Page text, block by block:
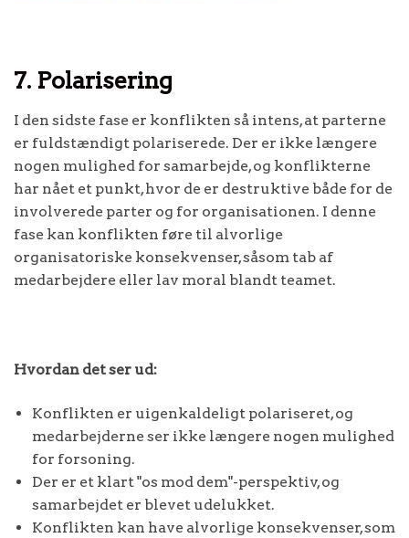
7. Polarisering
I den sidste fase er konflikten så intens, at parterne
er fuldstændigt polariserede. Der er ikke længere
nogen mulighed for samarbejde, og konflikterne
har nået et punkt, hvor de er destruktive både for de
involverede parter og for organisationen. I denne
fase kan konflikten føre til alvorlige
organisatoriske konsekvenser, såsom tab af
medarbejdere eller lav moral blandt teamet.
Hvordan det ser ud:
Konflikten er uigenkaldeligt polariseret, og
medarbejderne ser ikke længere nogen mulighed
for forsoning.
Der er et klart "os mod dem"-perspektiv, og
samarbejdet er blevet udelukket.
Konflikten kan have alvorlige konsekvenser, som